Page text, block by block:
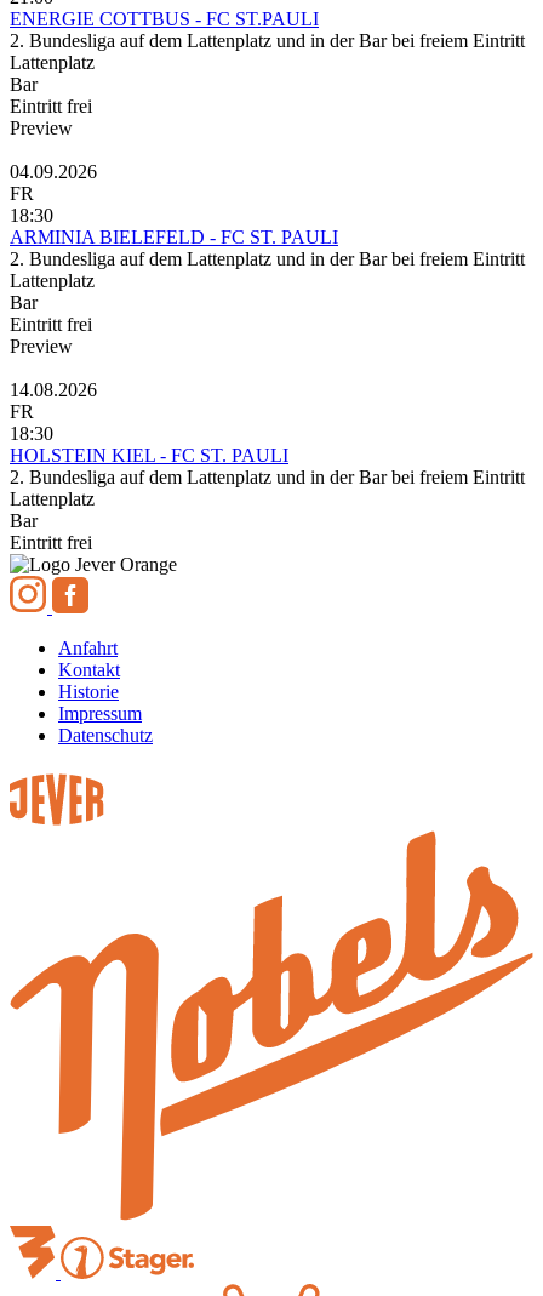
ENERGIE COTTBUS - FC ST.PAULI
2. Bundesliga auf dem Lattenplatz und in der Bar bei freiem Eintritt
Lattenplatz
Bar
Eintritt frei
Preview
04.09.2026
FR
18:30
ARMINIA BIELEFELD - FC ST. PAULI
2. Bundesliga auf dem Lattenplatz und in der Bar bei freiem Eintritt
Lattenplatz
Bar
Eintritt frei
Preview
14.08.2026
FR
18:30
HOLSTEIN KIEL - FC ST. PAULI
2. Bundesliga auf dem Lattenplatz und in der Bar bei freiem Eintritt
Lattenplatz
Bar
Eintritt frei
Anfahrt
Kontakt
Historie
Impressum
Datenschutz